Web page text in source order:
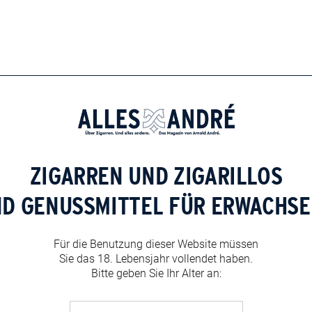
ZIGARREN UND ZIGARILLOS
GENUSSMITTEL FÜR
Für die Benutzung dieser Website müssen
Sie das 18. Lebensjahr vollendet haben.
Bitte geben Sie Ihr Alter an: